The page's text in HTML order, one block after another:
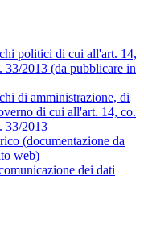
politici di cui all'art. 14,
33/2013 (da pubblicare in
di amministrazione, di
di cui all'art. 14, co.
33/2013
(documentazione da
web)
dei dati